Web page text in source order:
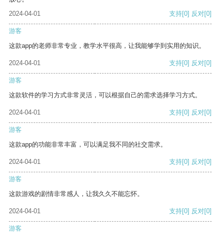
2024-04-01
支持[0] 反对[0]
游客
这款app的老师非常专业，教学水平很高，让我能够学到实用的知识。
2024-04-01 支持[0] 反对[0]
游客
这款软件的学习方式非常灵活，可以根据自己的需求选择学习方式。
2024-04-01 支持[0] 反对[0]
游客
这款app的功能非常丰富，可以满足我不同的社交需求。
2024-04-01 支持[0] 反对[0]
游客
这款游戏的剧情非常感人，让我久久不能忘怀。
2024-04-01 支持[0] 反对[0]
游客